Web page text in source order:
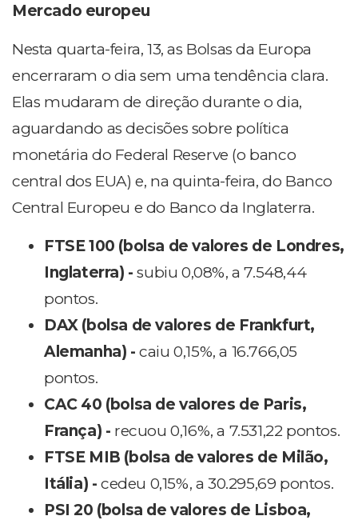
Mercado europeu
Nesta quarta-feira, 13, as Bolsas da Europa
encerraram o dia sem uma tendência clara.
Elas mudaram de direção durante o dia,
aguardando as decisões sobre política
monetária do Federal Reserve (o banco
central dos EUA) e, na quinta-feira, do Banco
Central Europeu e do Banco da Inglaterra.
FTSE 100 (bolsa de valores de Londres,
Inglaterra) - subiu 0,08%, a 7.548,44
pontos.
DAX (bolsa de valores de Frankfurt,
Alemanha) -caiu 0,15%, a 16.766,05
pontos.
CAC 40 (bolsa de valores de Paris,
França) - recuou 0,16%, a 7.531,22 pontos.
FTSE MIB (bolsa de valores de Milão,
Itália) - cedeu 0,15%, a 30.295,69 pontos.
PSI 20 (bolsa de valores de Lisboa,